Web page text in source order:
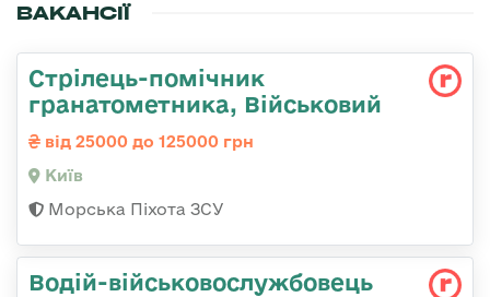
ВАКАНСІЇ
Стрілець-помічник
гранатометника, Військовий
від 25000 до 125000 грн
Київ
Морська Піхота ЗСУ
Водій-військовослужбовець